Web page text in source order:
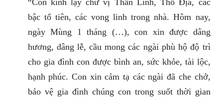
“Con kính lạy chư vị Thần Linh, Thổ Địa, các
bậc tổ tiên, các vong linh trong nhà. Hôm nay,
ngày Mùng 1 tháng (…), con xin được dâng
hương, dâng lễ, cầu mong các ngài phù hộ độ trì
cho gia đình con được bình an, sức khỏe, tài lộc,
hạnh phúc. Con xin cảm tạ các ngài đã che chở,
bảo vệ gia đình chúng con trong suốt thời gian